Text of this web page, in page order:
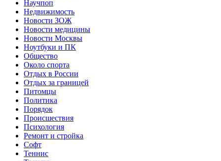
Научпоп
Недвижимость
Новости ЗОЖ
Новости медицины
Новости Москвы
Ноутбуки и ПК
Общество
Около спорта
Отдых в России
Отдых за границей
Питомцы
Политика
Порядок
Происшествия
Психология
Ремонт и стройка
Софт
Теннис